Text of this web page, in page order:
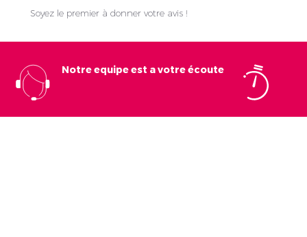
Soyez le premier à donner votre avis !
Notre equipe est a votre écoute